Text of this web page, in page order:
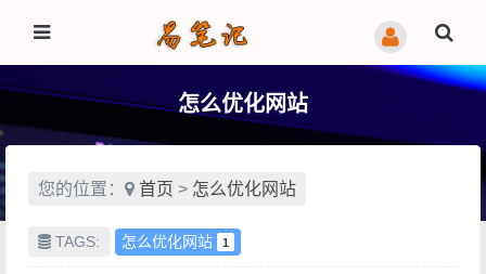
怎么优化网站
您的位置： 首页 > 怎么优化网站
TAGS: 怎么优化网站 1